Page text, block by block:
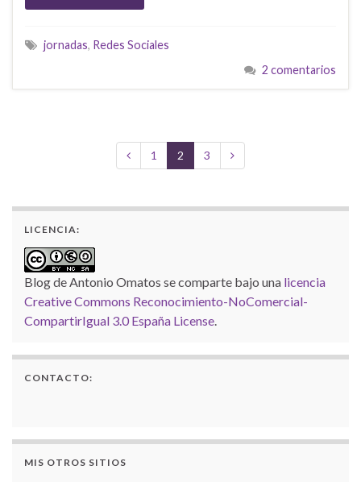
jornadas, Redes Sociales
2 comentarios
1 2 3
LICENCIA:
Blog de Antonio Omatos se comparte bajo una licencia
Creative Commons Reconocimiento-NoComercial-
CompartirIgual 3.0 España License.
CONTACTO:
MIS OTROS SITIOS